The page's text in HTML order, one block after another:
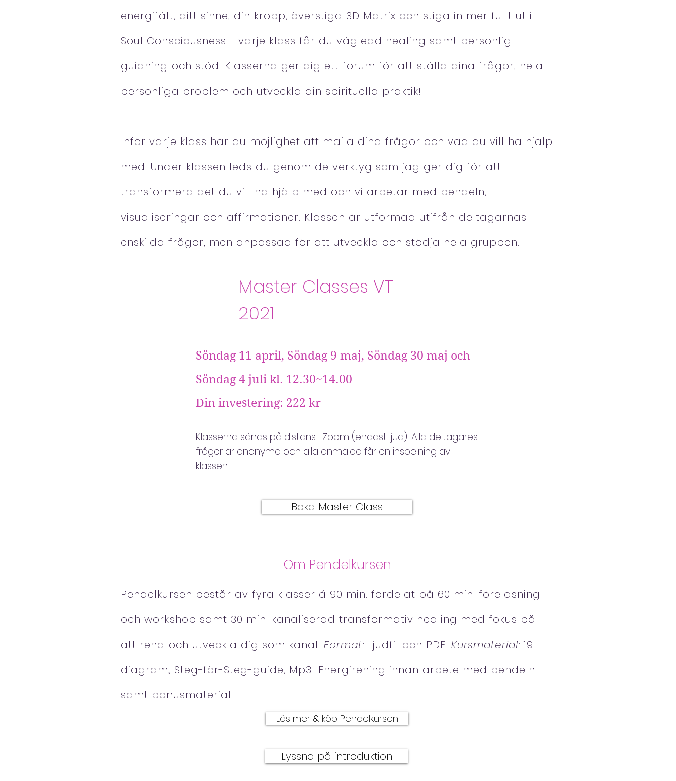
energifält, ditt sinne, din kropp, överstiga 3D Matrix och stiga in mer fullt ut i
Soul Consciousness. I varje klass får du vägledd healing samt personlig
guidning och stöd. Klasserna ger dig ett forum för att ställa dina frågor, hela
personliga problem och utveckla din spirituella praktik!
Inför varje klass har du möjlighet att maila dina frågor och vad du vill ha hjälp
med. Under klassen leds du genom de verktyg som jag ger dig för att
transformera det du vill ha hjälp med och vi arbetar med pendeln,
visualiseringar och affirmationer. Klassen är utformad utifrån deltagarnas
enskilda frågor, men anpassad för att utveckla och stödja hela gruppen.
Master Classes VT
2021
Söndag 11 april, Söndag 9 maj, Söndag 30 maj och
Söndag 4 juli kl. 12.30~14.00
Din investering: 222 kr
Klasserna sänds på distans i Zoom (endast ljud). Alla deltagares
frågor är anonyma och alla anmälda får en inspelning av
klassen.
Boka Master Class
Om Pendelkursen
Pendelkursen består av fyra klasser á 90 min. fördelat på 60 min. föreläsning
och workshop samt 30 min. kanaliserad transformativ healing med fokus på
att rena och utveckla dig som kanal. Format: Ljudfil och PDF. Kursmaterial: 19
diagram, Steg-för-Steg-guide, Mp3 "Energirening innan arbete med pendeln"
samt bonusmaterial.
Läs mer & köp Pendelkursen
Lyssna på introduktion